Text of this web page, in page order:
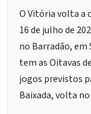
O Vitória volta a
16 de julho de
no Barradão, em
tem as Oitavas
jogos previstos
Baixada, volta